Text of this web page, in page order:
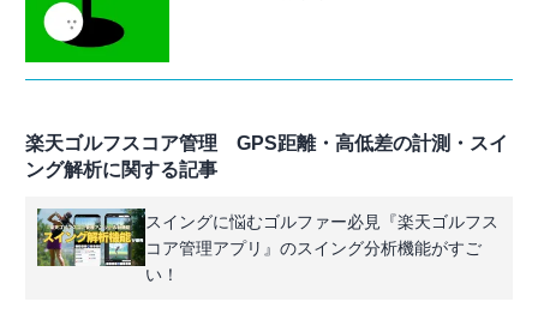
楽天ゴルフスコア管理 GPS距離・高低差の計測・スイ
ング解析に関する記事
スイングに悩むゴルファー必見『楽天ゴルフス
コア管理アプリ』のスイング分析機能がすご
い！